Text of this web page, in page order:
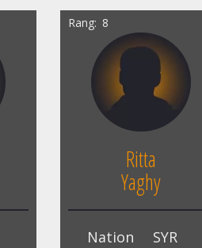
Rang 8
Ritta
Yaghy
Nation
SYR